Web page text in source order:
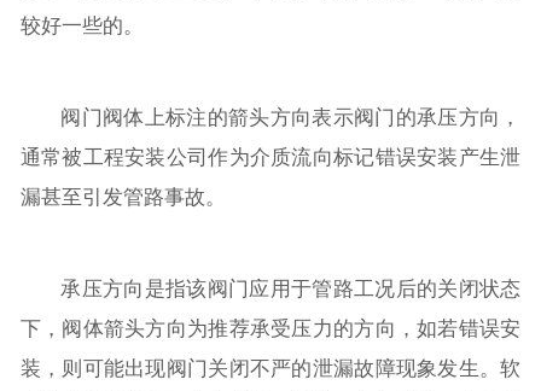
较好一些的。
阀门阀体上标注的箭头方向表示阀门的承压方向，
通常被工程安装公司作为介质流向标记错误安装产生泄
漏甚至引发管路事故。
承压方向是指该阀门应用于管路工况后的关闭状态
下，阀体箭头方向为推荐承受压力的方向，如若错误安
装，则可能出现阀门关闭不严的泄漏故障现象发生。软